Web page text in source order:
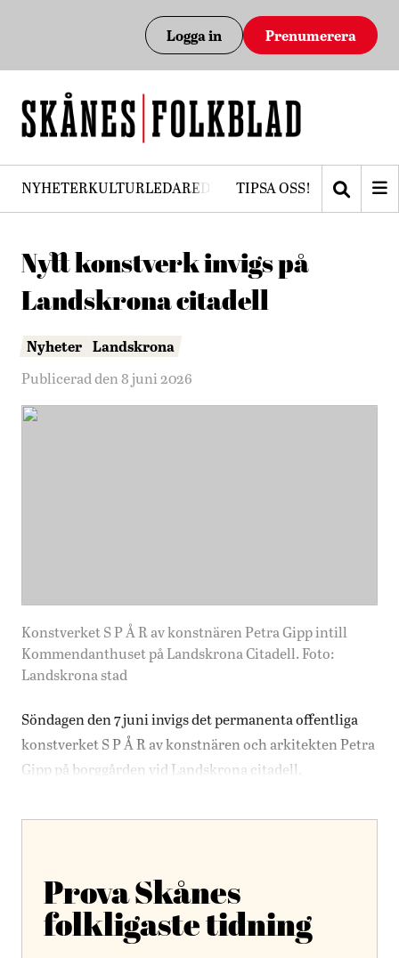
Logga in Prenumerera
NYHETERKULTURLEDAREDEBATTPRENUMERERA
TIPSA OSS!
Nytt konstverk invigs på
Landskrona citadell
Nyheter Landskrona
Publicerad den 8 juni 2026
Konstverket S P Å R av konstnären Petra Gipp intill
Kommendanthuset på Landskrona Citadell. Foto:
Landskrona stad
Söndagen den 7 juni invigs det permanenta offentliga
konstverket S P Å R av konstnären och arkitekten Petra
Gipp på borggården vid Landskrona citadell.
Prova Skånes
folkligaste tidning